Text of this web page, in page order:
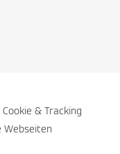
Cookie & Tracking
Webseiten